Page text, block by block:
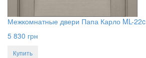
Межкомнатные двери Папа Карло ML-22c
5 830 грн
Купить